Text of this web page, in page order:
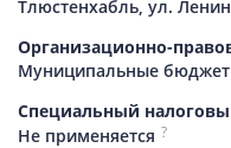
Тлюстенхабль, ул.
Организационно-
Муниципальные
Специальный
Не применяется ?